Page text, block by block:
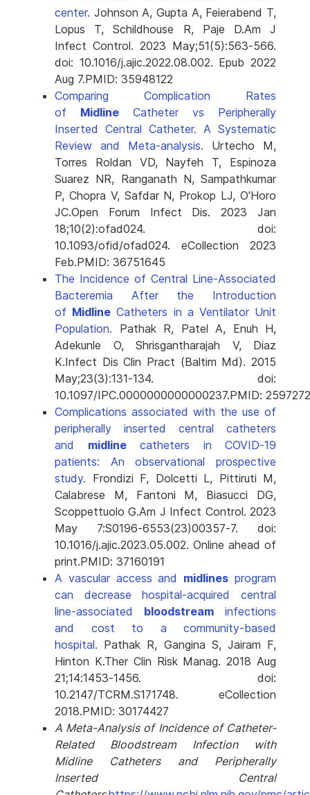
center. Johnson A, Gupta A, Feierabend T,
Lopus T, Schildhouse R, Paje D.Am J
Infect Control. 2023 May;51(5):563-566.
doi: 10.1016/j.ajic.2022.08.002. Epub 2022
Aug 7.PMID: 35948122
Comparing Complication Rates
of Midline Catheter vs Peripherally
Inserted Central Catheter. A Systematic
Review and Meta-analysis.
Urtecho M,
Torres Roldan VD, Nayfeh T, Espinoza
Suarez NR, Ranganath N, Sampathkumar
P, Chopra V, Safdar N, Prokop LJ, O'Horo
JC.Open Forum Infect Dis. 2023 Jan
18;10(2):ofad024. doi:
10.1093/ofid/ofad024. eCollection 2023
Feb.PMID: 36751645
The Incidence of Central Line-Associated
Bacteremia After the Introduction
of Midline Catheters in a Ventilator Unit
Population.
Pathak R, Patel A, Enuh H,
Adekunle O, Shrisgantharajah V, Diaz
K.Infect Dis Clin Pract (Baltim Md). 2015
May;23(3):131-134. doi:
10.1097/IPC.0000000000000237.PMID:
Complications associated with the use of
peripherally inserted central catheters
and midlinecatheters in COVID-19
patients: An observational prospective
study. Frondizi F, Dolcetti L, Pittiruti M,
Calabrese M, Fantoni M, Biasucci DG,
Scoppettuolo G.Am J Infect Control. 2023
May 7:S0196-6553(23)00357-7. doi:
10.1016/j.ajic.2023.05.002. Online ahead of
print.PMID: 37160191
A vascular access and midlines program
can decrease hospital-acquired central
line-associated bloodstream infections
and cost to a community-based
hospital. Pathak R, Gangina S, Jairam F,
Hinton K.Ther Clin Risk Manag. 2018 Aug
21;14:1453-1456. doi:
10.2147/TCRM.S171748. eCollection
2018.PMID: 30174427
A Meta-Analysis of Incidence of Catheter-
Related Bloodstream Infection with
Midline Catheters and Peripherally
Inserted Central